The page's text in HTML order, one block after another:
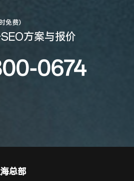
免费）
方案与报价
0674
总部